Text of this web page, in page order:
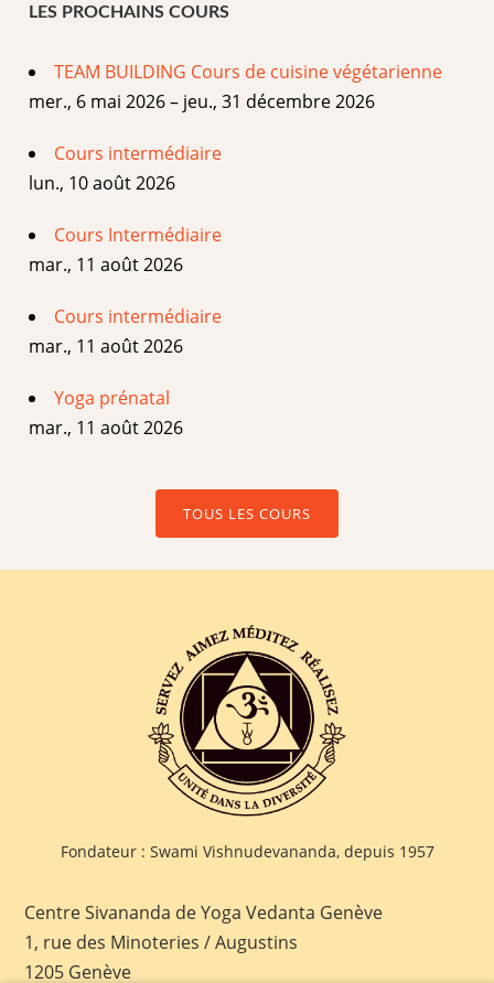
LES PROCHAINS COURS
TEAM BUILDING Cours de cuisine végétarienne
mer., 6 mai 2026 – jeu., 31 décembre 2026
Cours intermédiaire
lun., 10 août 2026
Cours Intermédiaire
mar., 11 août 2026
Cours intermédiaire
mar., 11 août 2026
Yoga prénatal
mar., 11 août 2026
TOUS LES COURS
Fondateur : Swami Vishnudevananda, depuis 1957
Centre Sivananda de Yoga Vedanta Genève
1, rue des Minoteries / Augustins
1205 Genève